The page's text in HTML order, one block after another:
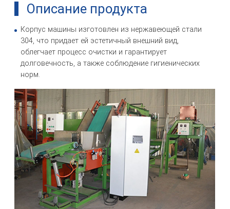
Описание продукта
Корпус машины изготовлен из нержавеющей стали
304, что придает ей эстетичный внешний вид,
облегчает процесс очистки и гарантирует
долговечность, а также соблюдение гигиенических
норм.